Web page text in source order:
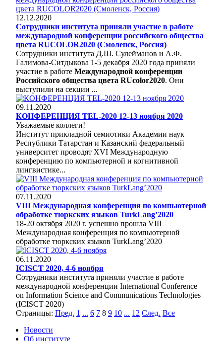
12.12.2020
Сотрудники института приняли участие в работе
международной конференции российского общества
цвета RUCOLOR2020 (Смоленск, Россия)
Сотрудники института Д.Ш. Сулейманов и А.Ф.
Галимова-Ситдыкова 1-5 декабря 2020 года приняли
участие в работе Международной конференции
Российского общества цвета RUcolor2020. Они
выступили на секции ...
09.11.2020
КОНФЕРЕНЦИЯ TEL-2020 12-13 ноября 2020
Уважаемые коллеги!
Институт прикладной семиотики Академии наук
Республики Татарстан и Казанский федеральный
университет проводят XVI Международную
конференцию по компьютерной и когнитивной
лингвистике...
07.11.2020
VIII Международная конференция по компьютерной
обработке тюркских языков TurkLang’2020
18-20 октября 2020 г. успешно прошла VIII
Международная конференция по компьютерной
обработке тюркских языков TurkLang’2020
06.11.2020
ICISCT 2020, 4-6 ноября
Сотрудники института приняли участие в работе
международной конференции International Conference
on Information Science and Communications Technologies
(ICISCT 2020)
Страницы: Пред. 1 ... 6 7 8 9 10 ... 12 След. Все
Новости
Об институте